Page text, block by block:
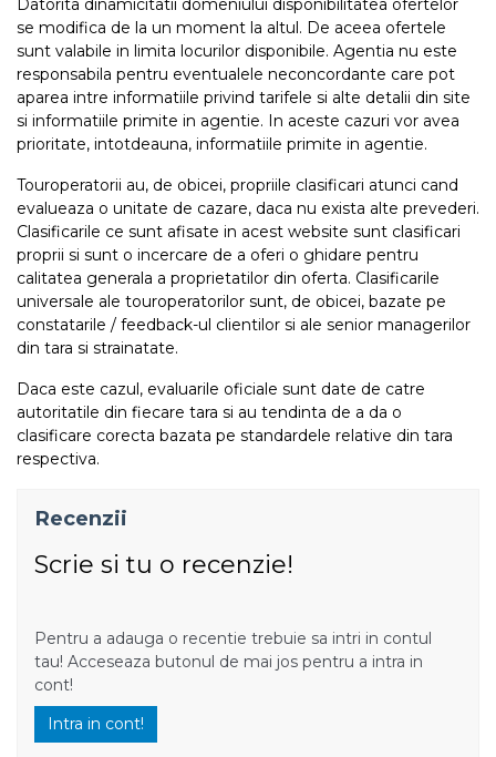
Datorita dinamicitatii domeniului disponibilitatea ofertelor
se modifica de la un moment la altul. De aceea ofertele
sunt valabile in limita locurilor disponibile. Agentia nu este
responsabila pentru eventualele neconcordante care pot
aparea intre informatiile privind tarifele si alte detalii din site
si informatiile primite in agentie. In aceste cazuri vor avea
prioritate, intotdeauna, informatiile primite in agentie.
Touroperatorii au, de obicei, propriile clasificari atunci cand
evalueaza o unitate de cazare, daca nu exista alte prevederi.
Clasificarile ce sunt afisate in acest website sunt clasificari
proprii si sunt o incercare de a oferi o ghidare pentru
calitatea generala a proprietatilor din oferta. Clasificarile
universale ale touroperatorilor sunt, de obicei, bazate pe
constatarile / feedback-ul clientilor si ale senior managerilor
din tara si strainatate.
Daca este cazul, evaluarile oficiale sunt date de catre
autoritatile din fiecare tara si au tendinta de a da o
clasificare corecta bazata pe standardele relative din tara
respectiva.
Recenzii
Scrie si tu o recenzie!
Pentru a adauga o recentie trebuie sa intri in contul
tau! Acceseaza butonul de mai jos pentru a intra in
cont!
Intra in cont!